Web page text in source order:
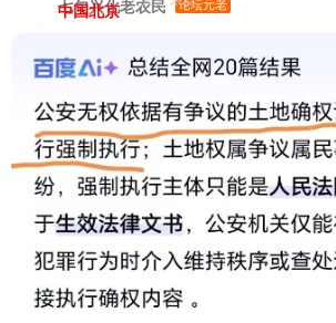
七旬兴化老农民 论坛元老
中国北京